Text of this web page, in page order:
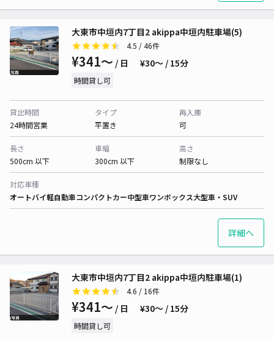
大東市中垣内7丁目2 akippa中垣内駐車場(5)
4.5 / 46件
¥341〜 / 日 ¥30〜 / 15分
時間貸し可
貸出時間
24時間営業
タイプ
平置き
再入庫
可
長さ
500cm 以下
車幅
300cm 以下
高さ
制限なし
対応車種
オートバイ軽自動車コンパクトカー中型車ワンボックス大型車・SUV
詳細へ
大東市中垣内7丁目2 akippa中垣内駐車場(1)
4.6 / 16件
¥341〜 / 日 ¥30〜 / 15分
時間貸し可